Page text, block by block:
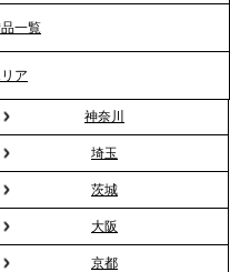
1DISH」の花見オー
式の“そのまま懇親
の交流を支える『オフ
い活用法
一覧
ア
神奈川
埼玉
茨城
大阪
京都